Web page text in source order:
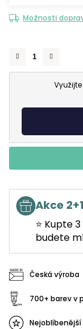
Možnosti
Akce
⭐ Kupte
budete
Česká výroba
700+ barev v
Nejoblíbenější